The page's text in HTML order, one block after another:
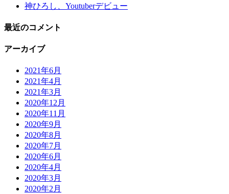
神ひろし、Youtuberデビュー
最近のコメント
アーカイブ
2021年6月
2021年4月
2021年3月
2020年12月
2020年11月
2020年9月
2020年8月
2020年7月
2020年6月
2020年4月
2020年3月
2020年2月